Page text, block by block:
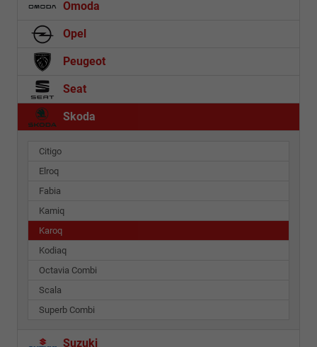
Omoda
Opel
Peugeot
Seat
Skoda
Citigo
Elroq
Fabia
Kamiq
Karoq
Kodiaq
Octavia Combi
Scala
Superb Combi
Suzuki